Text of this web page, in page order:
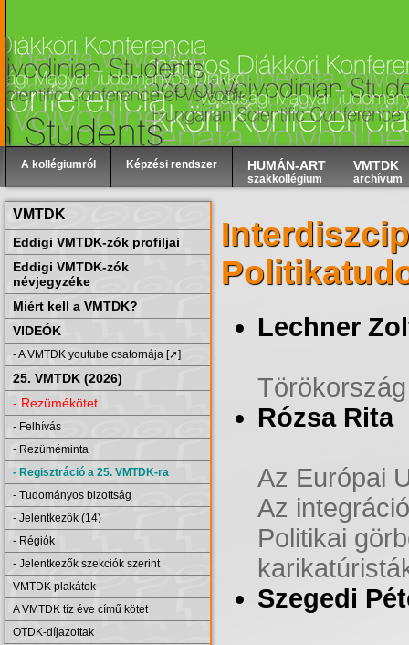
A kollégiumról Képzési rendszer HUMÁN-ART
szakkollégium
VMTDK
archívum
VMTDK
Eddigi VMTDK-zók profiljai
Eddigi VMTDK-zók
névjegyzéke
Miért kell a VMTDK?
VIDEÓK
- A VMTDK youtube csatornája [➚]
25. VMTDK (2026)
- Rezümékötet
- Felhívás
- Rezüméminta
- Regisztráció a 25. VMTDK-ra
- Tudományos bizottság
- Jelentkezők (14)
- Régiók
- Jelentkezők szekciók szerint
VMTDK plakátok
A VMTDK tíz éve című kötet
OTDK-díjazottak
Lechner
Rózsa Rita
Az Európai
Az
Politikai
Szegedi